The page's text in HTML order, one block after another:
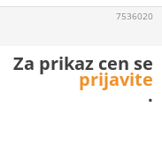
7536020
Za prikaz cen se
prijavite
.